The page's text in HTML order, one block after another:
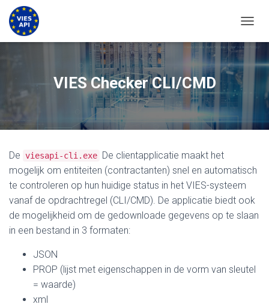
VIES Checker CLI/CMD
De viesapi-cli.exe De clientapplicatie maakt het
mogelijk om entiteiten (contractanten) snel en automatisch
te controleren op hun huidige status in het VIES-systeem
vanaf de opdrachtregel (CLI/CMD). De applicatie biedt ook
de mogelijkheid om de gedownloade gegevens op te slaan
in een bestand in 3 formaten:
JSON
PROP (lijst met eigenschappen in de vorm van sleutel
= waarde)
xml